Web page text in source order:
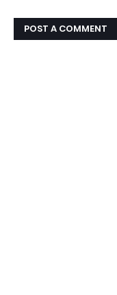
POST A COMMENT